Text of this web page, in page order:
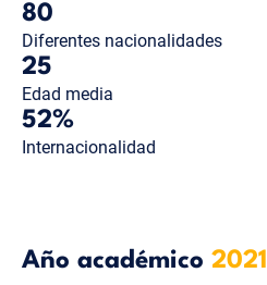
80
Diferentes nacionalidades
25
Edad media
52%
Internacionalidad
Año académico 2021